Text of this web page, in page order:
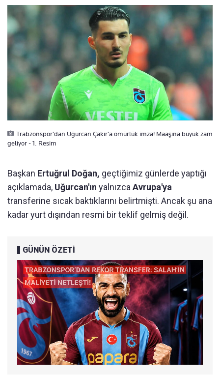
Trabzonspor'dan Uğurcan Çakır'a ömürlük imza! Maaşına büyük zam
geliyor - 1. Resim
Başkan Ertuğrul Doğan, geçtiğimiz günlerde yaptığı
açıklamada, Uğurcan'ın yalnızcaAvrupa'ya
transferine sıcak baktıklarını belirtmişti. Ancak şu ana
kadar yurt dışından resmi bir teklif gelmiş değil.
GÜNÜN ÖZETİ